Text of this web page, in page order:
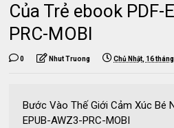
Của Trẻ ebook PDF-
PRC-MOBI
0 Nhut Truong Chủ Nhật, 16
Bước Vào Thế Giới Cảm Xúc Bé
EPUB-AWZ3-PRC-MOBI